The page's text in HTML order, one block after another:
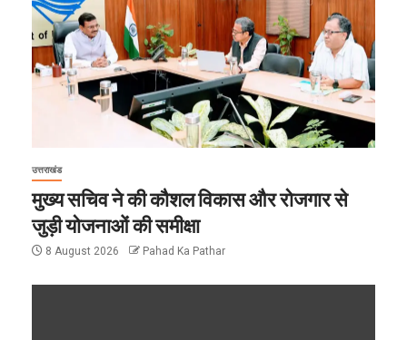
उत्तराखंड
मुख्य सचिव ने की कौशल विकास और रोजगार से
जुड़ी योजनाओं की समीक्षा
8 August 2026 Pahad Ka Pathar